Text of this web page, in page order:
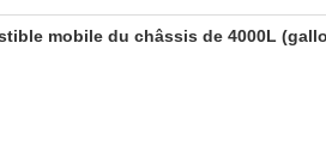
mobile du châssis de 4000L